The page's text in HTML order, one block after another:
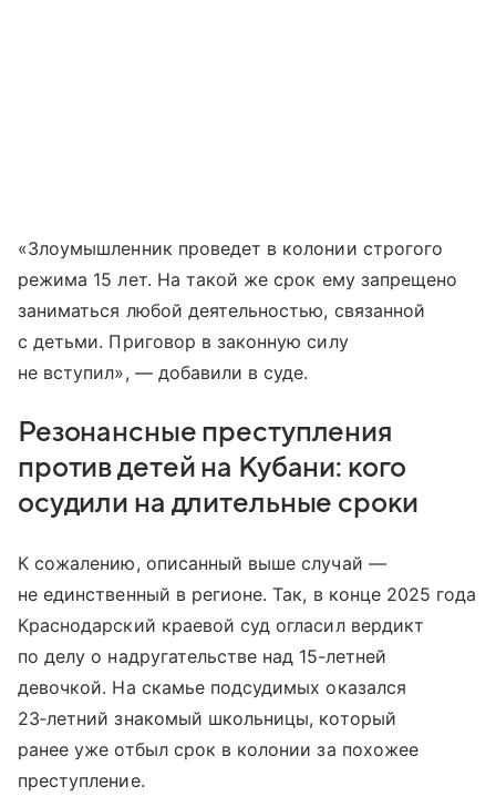
«Злоумышленник проведет в колонии строгого
режима 15 лет. На такой же срок ему запрещено
заниматься любой деятельностью, связанной
с детьми. Приговор в законную силу
не вступил», — добавили в суде.
Резонансные преступления
против детей на Кубани: кого
осудили на длительные сроки
К сожалению, описанный выше случай —
не единственный в регионе. Так, в конце 2025 года
Краснодарский краевой суд огласил вердикт
по делу о надругательстве над 15‑летней
девочкой. На скамье подсудимых оказался
23‑летний знакомый школьницы, который
ранее уже отбыл срок в колонии за похожее
преступление.